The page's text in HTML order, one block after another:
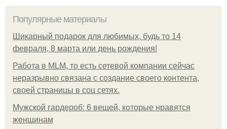
Популярные материалы
Шикарный подарок для любимых, будь то 14
февраля, 8 марта или день рождения!
Работа в MLM, то есть сетевой компании сейчас
неразрывно связана с создание своего контента,
своей страницы в соц сетях.
Мужской гардероб: 6 вещей, которые нравятся
женщинам